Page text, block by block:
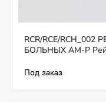
RCR/RCE/
БОЛЬНЫХ AM-P
Под заказ